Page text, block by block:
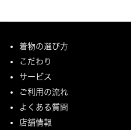
着物の選び方
こだわり
サービス
ご利用の流れ
よくある質問
店舗情報